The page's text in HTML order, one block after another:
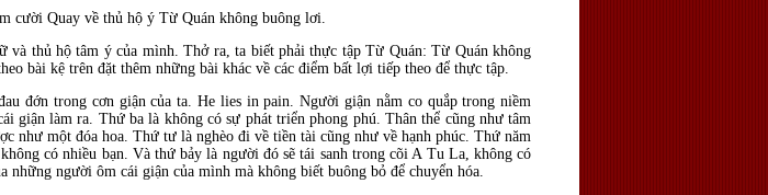
cười Quay về thủ hộ ý Từ Quán không buông lơi.
và thủ hộ tâm ý của mình. Thở ra, ta biết phải thực tập Từ Quán: Từ Quán không
bài kệ trên đặt thêm những bài khác về các điểm bất lợi tiếp theo để thực tập.
đớn trong cơn giận của ta. He lies in pain. Người giận nằm co quắp trong niềm
giận làm ra. Thứ ba là không có sự phát triển phong phú. Thân thể cũng như tâm
như một đóa hoa. Thứ tư là nghèo đi về tiền tài cũng như về hạnh phúc. Thứ năm
có nhiều bạn. Và thứ bảy là người đó sẽ tái sanh trong cõi A Tu La, không có
những người ôm cái giận của mình mà không biết buông bỏ để chuyển hóa.